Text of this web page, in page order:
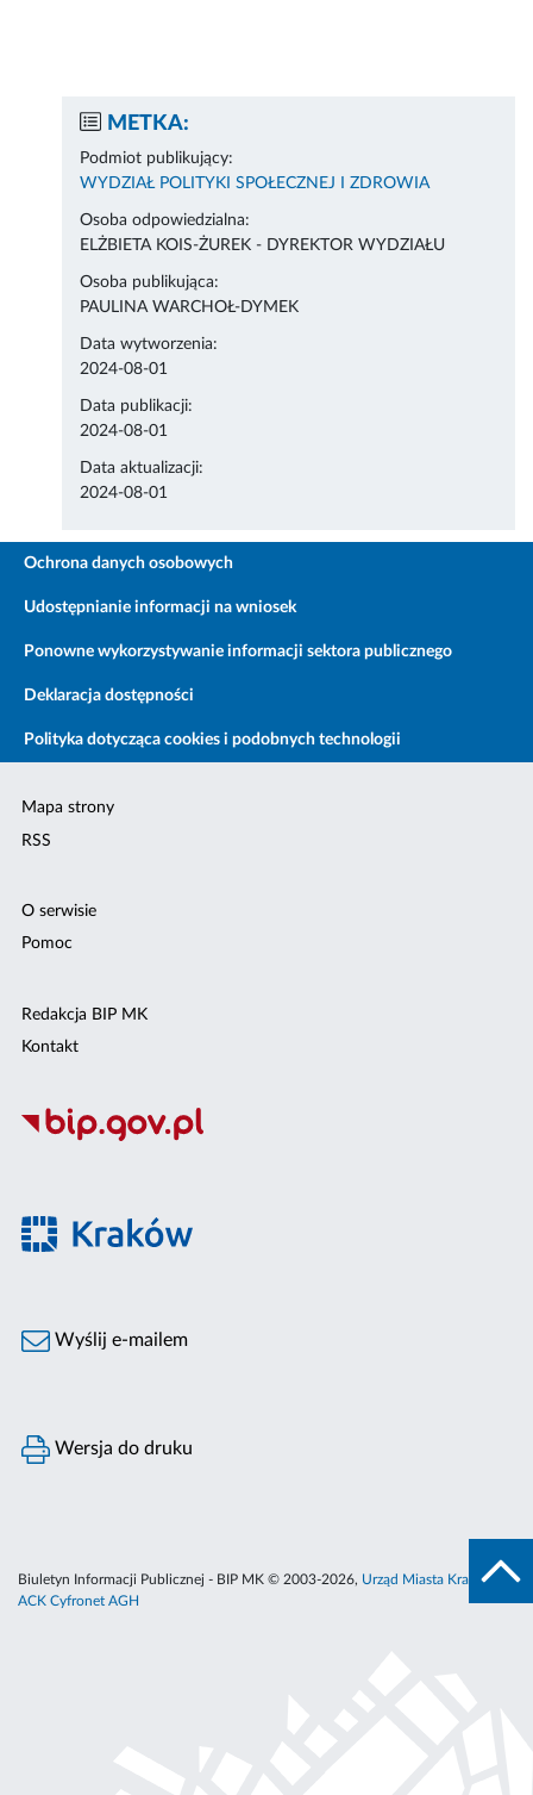
METKA:
Podmiot publikujący:
WYDZIAŁ POLITYKI SPOŁECZNEJ I ZDROWIA
Osoba odpowiedzialna:
ELŻBIETA KOIS-ŻUREK - DYREKTOR WYDZIAŁU
Osoba publikująca:
PAULINA WARCHOŁ-DYMEK
Data wytworzenia:
2024-08-01
Data publikacji:
2024-08-01
Data aktualizacji:
2024-08-01
Ochrona danych osobowych
Udostępnianie informacji na wniosek
Ponowne wykorzystywanie informacji sektora publicznego
Deklaracja dostępności
Polityka dotycząca cookies i podobnych technologii
Mapa strony
RSS
O serwisie
Pomoc
Redakcja BIP MK
Kontakt
Wyślij e-mailem
Wersja do druku
Biuletyn Informacji Publicznej - BIP MK © 2003-2026, Urząd Miasta Krakowa
ACK Cyfronet AGH